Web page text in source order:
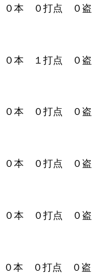
０打点 ０盗
１打点 ０盗
０打点 ０盗
０打点 ０盗
０打点 ０盗
０打点 ０盗